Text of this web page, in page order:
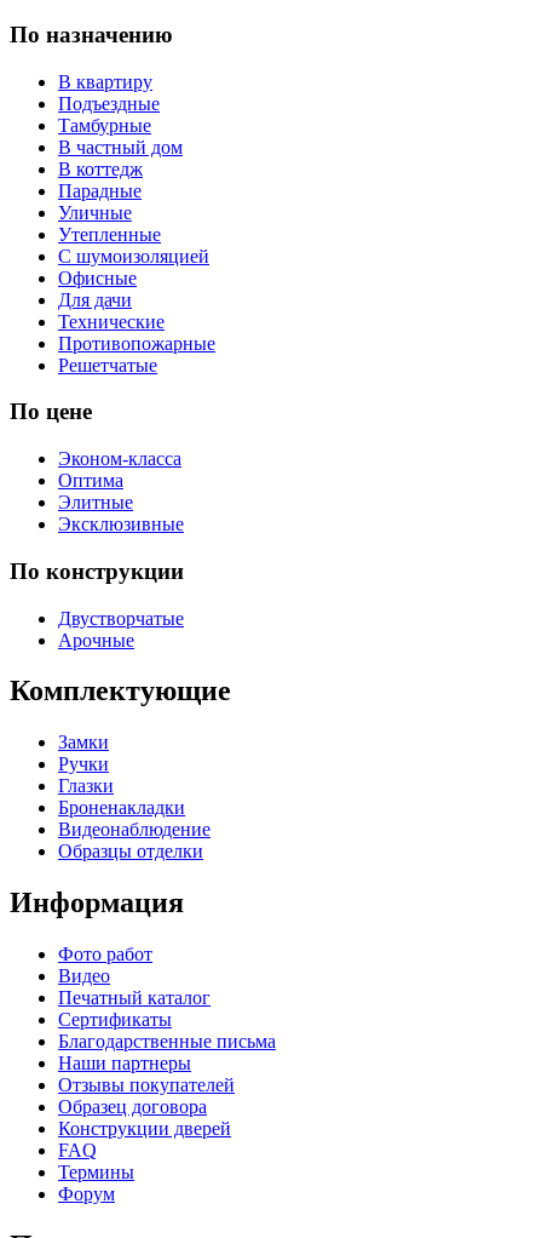
По назначению
В квартиру
Подъездные
Тамбурные
В частный дом
В коттедж
Парадные
Уличные
Утепленные
С шумоизоляцией
Офисные
Для дачи
Технические
Противопожарные
Решетчатые
По цене
Эконом-класса
Оптима
Элитные
Эксклюзивные
По конструкции
Двустворчатые
Арочные
Комплектующие
Замки
Ручки
Глазки
Броненакладки
Видеонаблюдение
Образцы отделки
Информация
Фото работ
Видео
Печатный каталог
Сертификаты
Благодарственные письма
Наши партнеры
Отзывы покупателей
Образец договора
Конструкции дверей
FAQ
Термины
Форум